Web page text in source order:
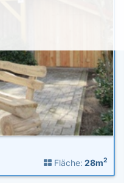
Fläche: 28m2